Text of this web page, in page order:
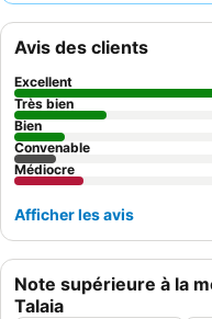
buffet
est un point fort,
Pour une expérience plus
chambre éloignée de la
Note supérieure à la
Talaia
Avis des clients
Excellent
Très bien
Bien
Convenable
Médiocre
Afficher les avis